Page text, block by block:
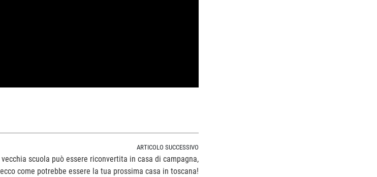
ARTICOLO SUCCESSIVO
vecchia scuola può essere riconvertita in casa di campagna,
ecco come potrebbe essere la tua prossima casa in toscana!